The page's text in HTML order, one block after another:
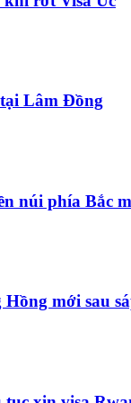
Lâm Đồng
núi phía Bắc
mới sau